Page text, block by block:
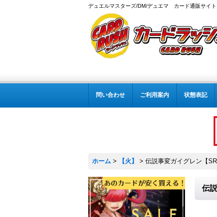
デュエルマスターズ/DM/デュエマ カード通販サイト
問い合わせ ご利用案内 状態表記
ホーム > 【火】 > 伝説事変ガイグレン【
伝